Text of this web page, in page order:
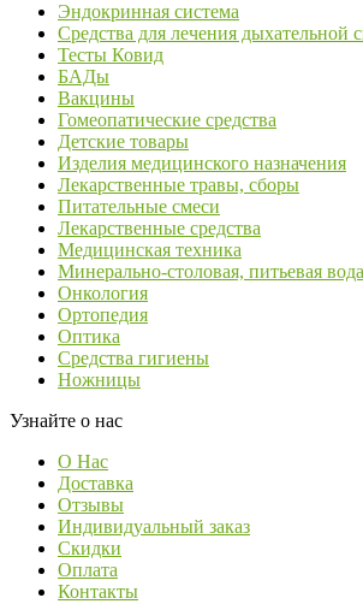
Эндокринная система
Средства для лечения дыхательной
Тесты Ковид
БАДы
Вакцины
Гомеопатические средства
Детские товары
Изделия медицинского назначения
Лекарственные травы, сборы
Питательные смеси
Лекарственные средства
Медицинская техника
Минерально-столовая, питьевая вода
Онкология
Ортопедия
Оптика
Средства гигиены
Ножницы
Узнайте о нас
О Нас
Доставка
Отзывы
Индивидуальный заказ
Скидки
Оплата
Контакты